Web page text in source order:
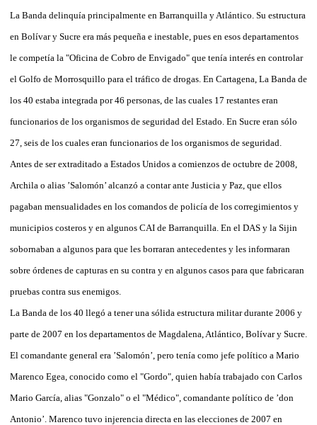
La Banda delinquía principalmente en Barranquilla y Atlántico. Su estructura
en Bolívar y Sucre era más pequeña e inestable, pues en esos departamentos
le competía la "Oficina de Cobro de Envigado" que tenía interés en controlar
el Golfo de Morrosquillo para el tráfico de drogas. En Cartagena, La Banda de
los 40 estaba integrada por 46 personas, de las cuales 17 restantes eran
funcionarios de los organismos de seguridad del Estado. En Sucre eran sólo
27, seis de los cuales eran funcionarios de los organismos de seguridad.
Antes de ser extraditado a Estados Unidos a comienzos de octubre de 2008,
Archila o alias ’Salomón’ alcanzó a contar ante Justicia y Paz, que ellos
pagaban mensualidades en los comandos de policía de los corregimientos y
municipios costeros y en algunos CAI de Barranquilla. En el DAS y la Sijin
sobornaban a algunos para que les borraran antecedentes y les informaran
sobre órdenes de capturas en su contra y en algunos casos para que fabricaran
pruebas contra sus enemigos.
La Banda de los 40 llegó a tener una sólida estructura militar durante 2006 y
parte de 2007 en los departamentos de Magdalena, Atlántico, Bolívar y Sucre.
El comandante general era ’Salomón’, pero tenía como jefe político a Mario
Marenco Egea, conocido como el "Gordo", quien había trabajado con Carlos
Mario García, alias "Gonzalo" o el "Médico", comandante político de ’don
Antonio’. Marenco tuvo injerencia directa en las elecciones de 2007 en